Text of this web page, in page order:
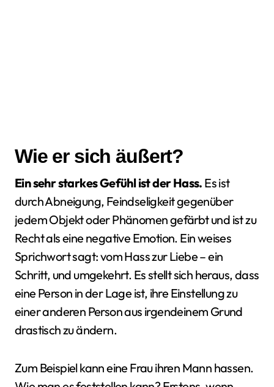
Wie er sich äußert?
Ein sehr starkes Gefühl ist der Hass. Es ist
durch Abneigung, Feindseligkeit gegenüber
jedem Objekt oder Phänomen gefärbt und ist zu
Recht als eine negative Emotion. Ein weises
Sprichwort sagt: vom Hass zur Liebe – ein
Schritt, und umgekehrt. Es stellt sich heraus, dass
eine Person in der Lage ist, ihre Einstellung zu
einer anderen Person aus irgendeinem Grund
drastisch zu ändern.
Zum Beispiel kann eine Frau ihren Mann hassen.